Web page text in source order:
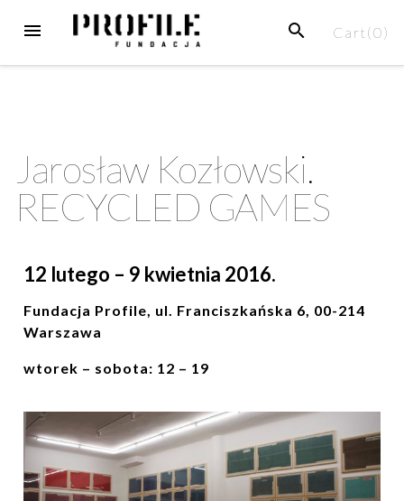
Cart(0)
Jarosław Kozłowski.
RECYCLED GAMES
12 lutego – 9 kwietnia 2016.
Fundacja Profile, ul. Franciszkańska 6, 00-214
Warszawa
wtorek – sobota: 12 – 19